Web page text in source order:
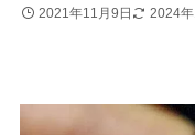
2021年11月9日 2024